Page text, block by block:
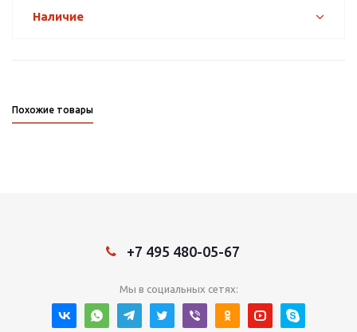
Наличие
Похожие товары
+7 495 480-05-67
Мы в социальных сетях: